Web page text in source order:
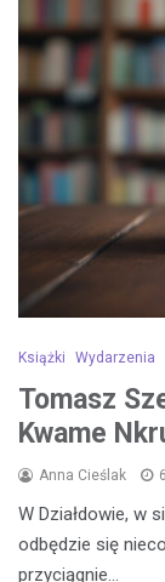
Książki Wydarzenia
Tomasz
Kwame
Anna Cieślak
W Działdowie, w
odbędzie się
przyciągnie…